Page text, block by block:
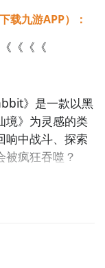
】
程是下载代号：
清楚的知道
注
载九游APP）：
《《《
》是一款以黑
境》为灵感的类
响中战斗、探索
疯狂吞噬？